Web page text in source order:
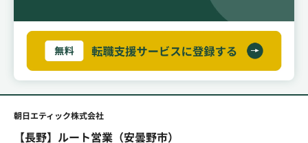
朝日エティック株式会社
【長野】ルート営業（安曇野市）